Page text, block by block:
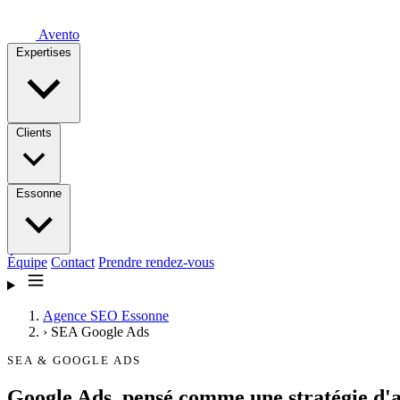
Avento
Équipe Contact Prendre rendez-vous
Agence SEO Essonne
› SEA Google Ads
SEA & GOOGLE ADS